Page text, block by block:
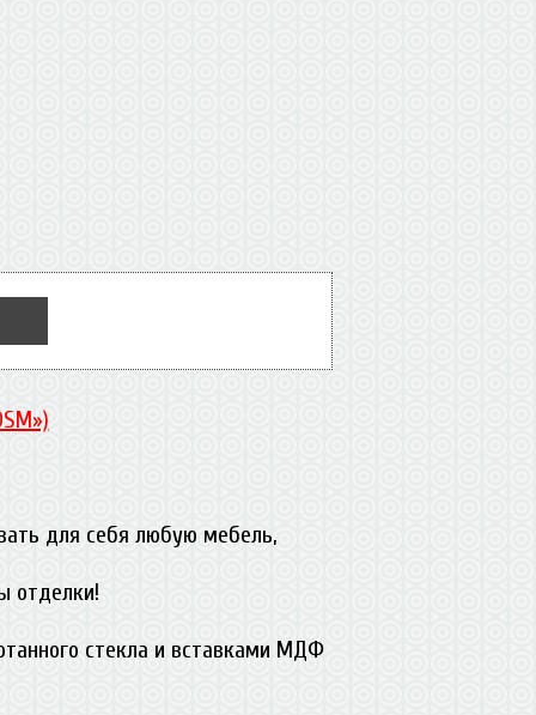
для себя любую мебель,
отделки!
стекла и вставками МДФ